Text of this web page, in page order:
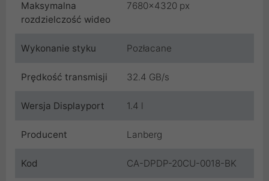
Maksymalna
rozdzielczość wideo
7680x4320 px
Wykonanie styku Pozłacane
Prędkość transmisji 32.4 GB/s
Wersja Displayport 1.4 l
Producent Lanberg
Kod CA-DPDP-20CU-0018-BK